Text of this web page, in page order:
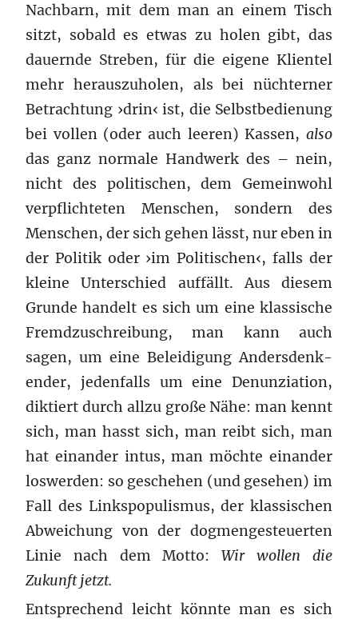
Nach­barn, mit dem man an einem Tisch
sitzt, sobald es etwas zu holen gibt, das
dauernde Streben, für die eigene Klien­tel
mehr her­auszu­holen, als bei nüchterner
Betra­ch­tung ›drin‹ ist, die Selb­st­be­di­enung
bei vollen (oder auch leeren) Kassen, also
das ganz nor­male Handw­erk des – nein,
nicht des poli­tis­chen, dem Gemein­wohl
verpflichteten Men­schen, son­dern des
Men­schen, der sich gehen lässt, nur eben in
der Poli­tik oder ›im Poli­tischen‹, falls der
kleine Unter­schied auf­fällt. Aus diesem
Grunde han­delt es sich um eine klas­sis­che
Fremdzuschrei­bung, man kann auch
sagen, um eine Belei­di­gung Ander­s­denk­
ender, jeden­falls um eine Denun­zi­a­tion,
dik­tiert durch allzu große Nähe: man kennt
sich, man hasst sich, man reibt sich, man
hat einan­der intus, man möchte einan­der
loswer­den: so geschehen (und gese­hen) im
Fall des Linkspop­ulis­mus, der klas­sis­chen
Abwe­ichung von der dog­menges­teuerten
Linie nach dem Motto:Wir wollen die
Zukunft jetzt.
Entsprechend leicht kön­nte man es sich